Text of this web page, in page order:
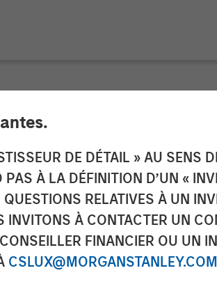
DE DÉTAIL » AU SENS
À LA DÉFINITION D’UN «
RELATIVES À UN
À CONTACTER UN
FINANCIER OU UN
CSLUX@MORGANSTANLEY.COM
Hero Pet